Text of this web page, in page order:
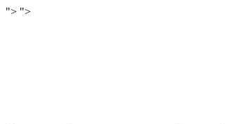
"> ">